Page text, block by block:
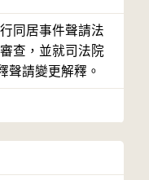
同居事件聲請法
查，並就司法院
聲請變更解釋。